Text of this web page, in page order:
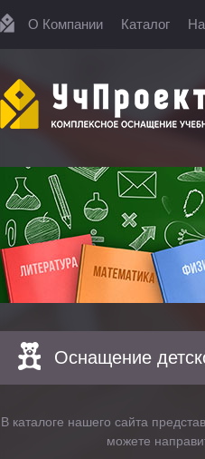
О Компании Каталог
Оснащение
В каталоге нашего сайта
можете